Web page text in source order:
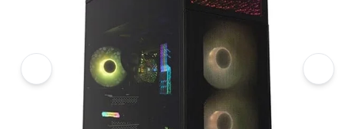
Vỏ Case Inwin N127 Nebula (ATX/Mid Tower/Màu Đen)
2.999.000 VND
Giá mua online:
1.499.000 VND
Tiết kiệm 1.500.000 VND (-50%)
Giá mua trả góp (6 tháng): 249.834 VND / tháng
Trả góp qua thẻ VISA (12 tháng):124.917 VND / tháng
Giá đã bao gồm VAT
CSIW0100
12 Tháng